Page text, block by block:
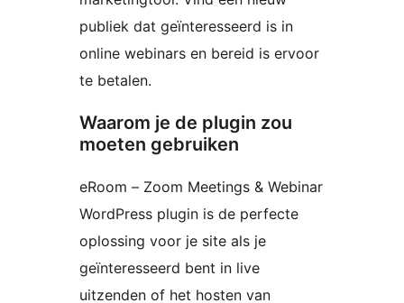
publiek dat geïnteresseerd is in
online webinars en bereid is ervoor
te betalen.
Waarom je de plugin zou
moeten gebruiken
eRoom – Zoom Meetings & Webinar
WordPress plugin is de perfecte
oplossing voor je site als je
geïnteresseerd bent in live
uitzenden of het hosten van